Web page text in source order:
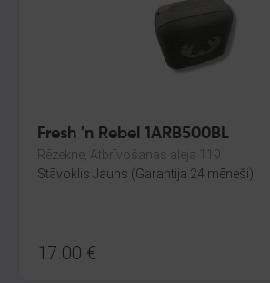
Fresh 'n Rebel 1ARB500BL
Rēzekne, Atbrīvošanas aleja 119
Stāvoklis Jauns (Garantija 24 mēneši)
17.00 €